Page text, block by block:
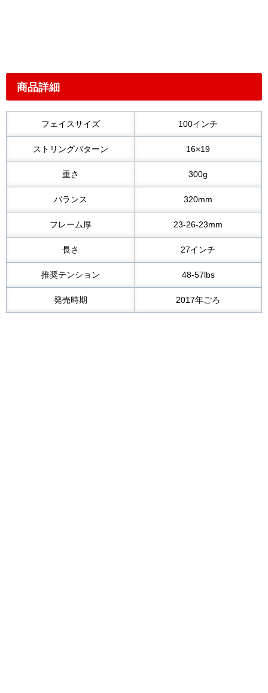
商品詳細
フェイスサイズ 100インチ
ストリングパターン 16×19
重さ 300g
バランス 320mm
フレーム厚 23-26-23mm
長さ 27インチ
推奨テンション 48-57lbs
発売時期 2017年ごろ